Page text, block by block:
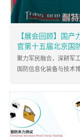
【展会回顾】国
官第十五届北京国
聚力军民融合，深耕军
国防信息化装备与技术博